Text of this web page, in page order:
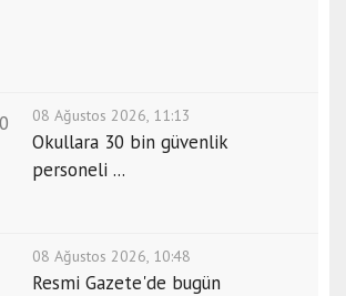
08 Ağustos 2026, 11:13
Okullara 30 bin güvenlik
personeli ...
08 Ağustos 2026, 10:48
Resmi Gazete'de bugün